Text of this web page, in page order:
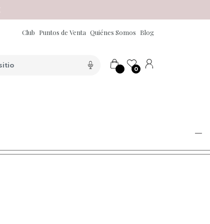
Club Puntos de Venta Quiénes Somos Blog
0